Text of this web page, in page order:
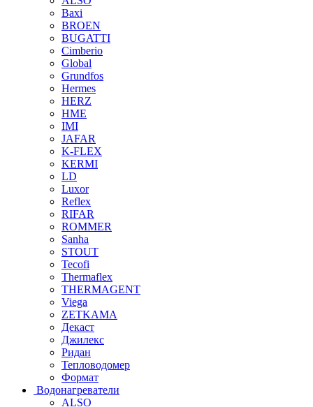
Baxi
BROEN
BUGATTI
Cimberio
Global
Grundfos
Hermes
HERZ
HME
IMI
JAFAR
K-FLEX
KERMI
LD
Luxor
Reflex
RIFAR
ROMMER
Sanha
STOUT
Tecofi
Thermaflex
THERMAGENT
Viega
ZETKAMA
Декаст
Джилекс
Ридан
Тепловодомер
Формат
Водонагреватели
ALSO